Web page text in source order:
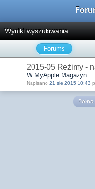
Wyniki wyszukiwania
Forums
2015-05 Reżimy -
W MyApple Magazyn
Napisano 21 sie 2015 10:43